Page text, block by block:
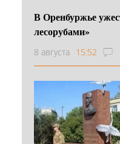
В Оренбуржье
лесорубами»
8 августа 15:52